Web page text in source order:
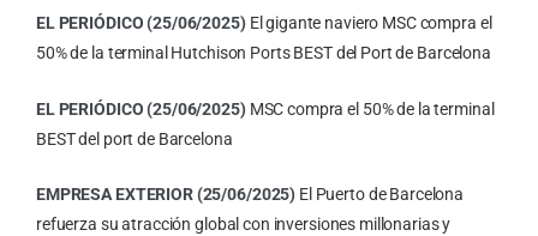
EL PERIÓDICO (25/06/2025) El gigante naviero MSC compra el
50% de la terminal Hutchison Ports BEST del Port de Barcelona
EL PERIÓDICO (25/06/2025) MSC compra el 50% de la terminal
BEST del port de Barcelona
EMPRESA EXTERIOR (25/06/2025) El Puerto de Barcelona
refuerza su atracción global con inversiones millonarias y